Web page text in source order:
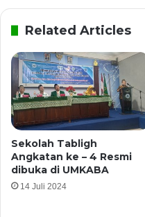
Related Articles
Sekolah Tabligh
Angkatan ke – 4 Resmi
dibuka di UMKABA
14 Juli 2024